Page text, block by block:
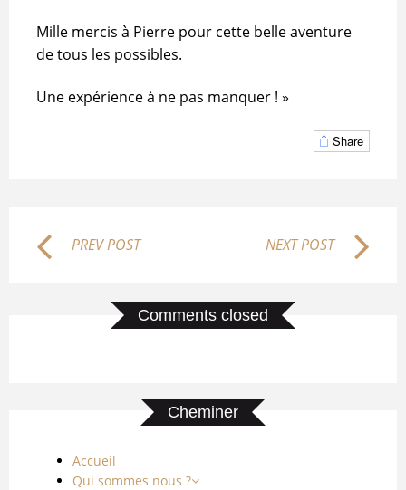
Mille mercis à Pierre pour cette belle aventure
de tous les possibles.
Une expérience à ne pas manquer ! »
Share
PREV POST NEXT POST
Comments closed
Cheminer
Accueil
Qui sommes nous ?